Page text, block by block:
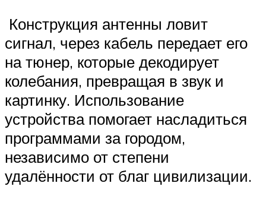
Конструкция антенны ловит
сигнал, через кабель передает его
на тюнер, которые декодирует
колебания, превращая в звук и
картинку. Использование
устройства помогает насладиться
программами за городом,
независимо от степени
удалённости от благ цивилизации.